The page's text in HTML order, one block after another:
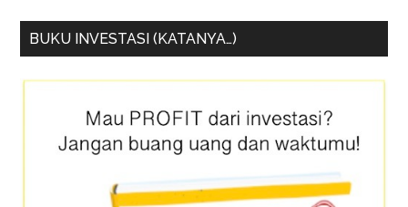
BUKU INVESTASI (KATANYA…)